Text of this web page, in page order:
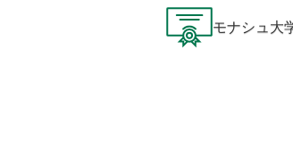
モナシュ大